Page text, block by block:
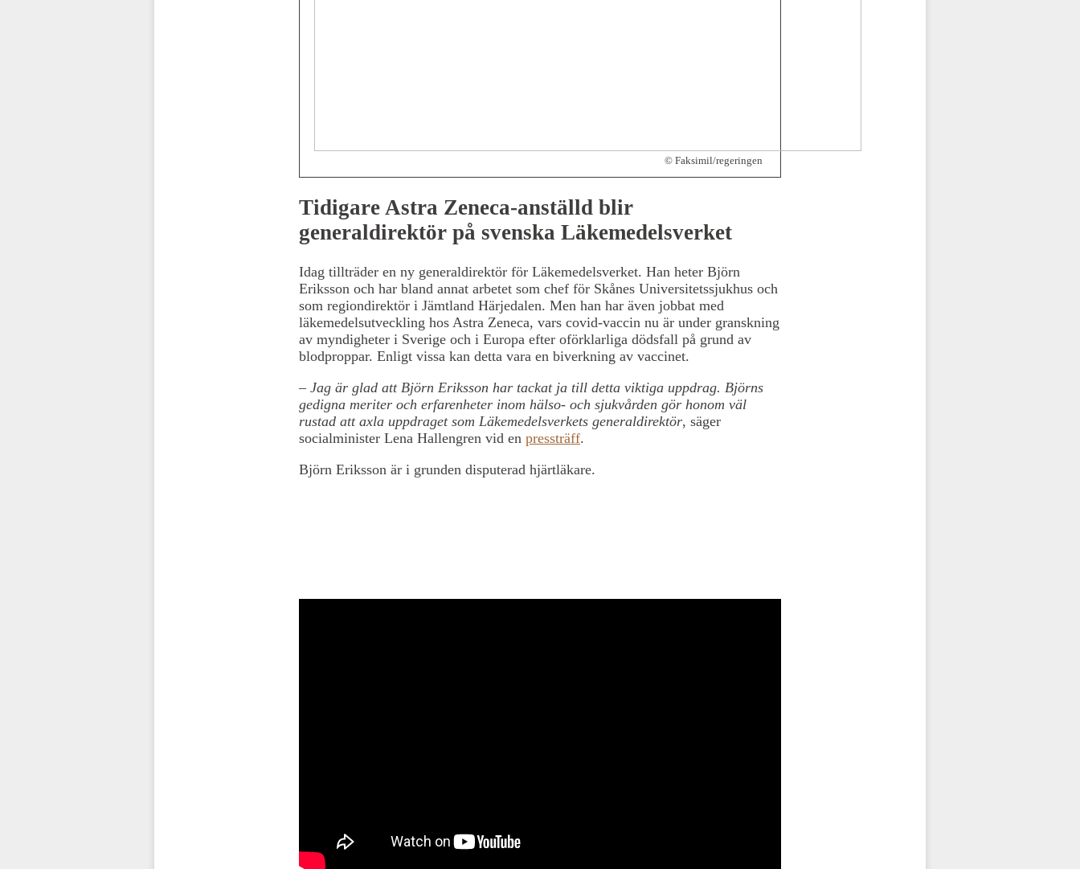
© Faksimil/regeringen
Tidigare Astra Zeneca-anställd blir
generaldirektör på svenska Läkemedelsverket
Idag tillträder en ny generaldirektör för Läkemedelsverket. Han heter Björn
Eriksson och har bland annat arbetet som chef för Skånes Universitetssjukhus och
som regiondirektör i Jämtland Härjedalen. Men han har även jobbat med
läkemedelsutveckling hos Astra Zeneca, vars covid-vaccin nu är under granskning
av myndigheter i Sverige och i Europa efter oförklarliga dödsfall på grund av
blodproppar. Enligt vissa kan detta vara en biverkning av vaccinet.
– Jag är glad att Björn Eriksson har tackat ja till detta viktiga uppdrag. Björns
gedigna meriter och erfarenheter inom hälso- och sjukvården gör honom väl
rustad att axla uppdraget som Läkemedelsverkets generaldirektör, säger
socialminister Lena Hallengren vid en pressträff.
Björn Eriksson är i grunden disputerad hjärtläkare.